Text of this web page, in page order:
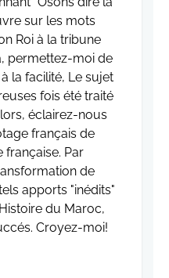
sur les mots
Roi à la tribune
permettez-moi de
la facilité, Le sujet
fois été traité
éclairez-nous
français de
française. Par
de
apports "inédits"
du Maroc,
Croyez-moi!